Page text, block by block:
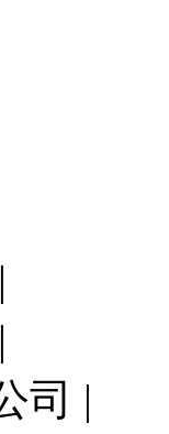
司 |